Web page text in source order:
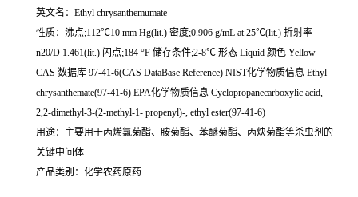
英文名：Ethyl chrysanthemumate
性质：沸点;112℃10 mm Hg(lit.) 密度;0.906 g/mL at 25℃(lit.) 折射率
n20/D 1.461(lit.) 闪点;184 °F 储存条件;2-8℃ 形态 Liquid 颜色 Yellow
CAS 数据库 97-41-6(CAS DataBase Reference) NIST化学物质信息 Ethyl
chrysanthemate(97-41-6) EPA化学物质信息 Cyclopropanecarboxylic acid,
2,2-dimethyl-3-(2-methyl-1- propenyl)-, ethyl ester(97-41-6)
用途：主要用于丙烯氯菊酯、胺菊酯、苯醚菊酯、丙炔菊酯等杀虫剂的
关键中间体
产品类别：化学农药原药